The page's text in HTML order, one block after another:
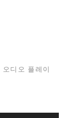
오디오 플레이